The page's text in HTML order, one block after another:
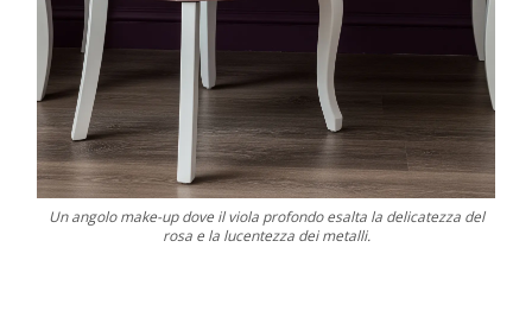
Un angolo make-up dove il viola profondo esalta la delicatezza del
rosa e la lucentezza dei metalli.